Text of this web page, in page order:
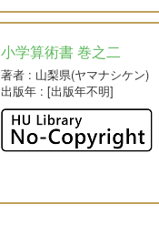
小学算術書 巻之二
著者 : 山梨県(ヤマナシケン)
出版年 : [出版年不明]